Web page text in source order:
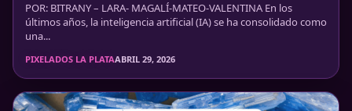
POR: BITRANY – LARA- MAGALÍ-MATEO-VALENTINA En los
últimos años, la inteligencia artificial (IA) se ha consolidado como
una...
PIXELADOS LA PLATAABRIL 29, 2026